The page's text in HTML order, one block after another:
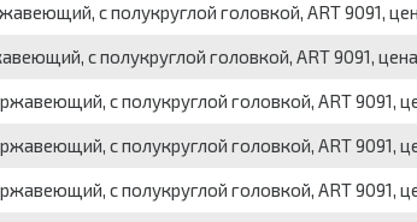
с полукруглой головкой, ART 9091,
с полукруглой головкой, ART 9091,
с полукруглой головкой, ART 9091,
с полукруглой головкой, ART 9091,
с полукруглой головкой, ART 9091,